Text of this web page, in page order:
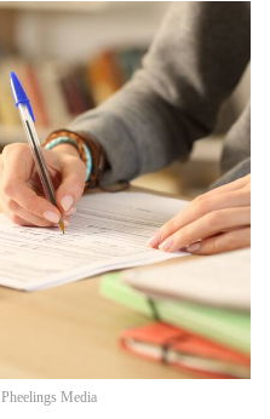
Pheelings Media